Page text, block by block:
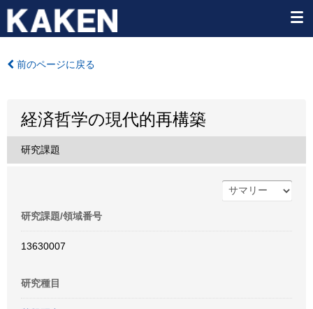
前のページに戻る
経済哲学の現代的再構築
研究課題
研究課題/領域番号
13630007
研究種目